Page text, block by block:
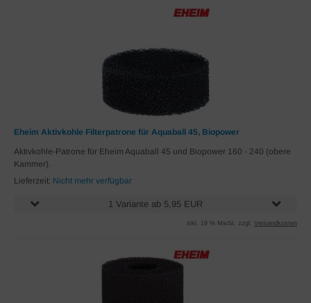
Eheim Aktivkohle Filterpatrone für Aquaball 45, Biopower
Aktivkohle-Patrone für Eheim Aquaball 45 und Biopower 160 - 240 (obere
Kammer).
Lieferzeit: Nicht mehr verfügbar
1 Variante ab 5,95 EUR
inkl. 19 % MwSt. zzgl. Versandkosten